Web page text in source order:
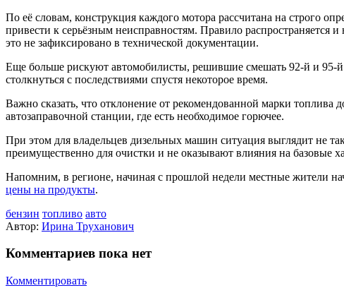
По её словам, конструкция каждого мотора рассчитана на строго
привести к серьёзным неисправностям. Правило
это не зафиксировано в технической документации.
Еще больше рискуют автомобилисты, решившие смешать 92-й и 95-й
столкнуться с последствиями спустя некоторое время.
Важно сказать, что отклонение от рекомендованной марки топлива
автозаправочной станции, где есть необходимое горючее.
При этом для владельцев дизельных машин ситуация выглядит не
преимущественно для очистки и не оказывают влияния на базовые
Напомним, в регионе, начиная с прошлой недели местные жители
цены на продукты.
бензин топливо авто
Автор: Ирина Труханович
Комментариев пока нет
Комментировать